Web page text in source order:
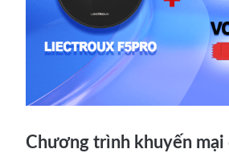
Chương trình khuyến mại